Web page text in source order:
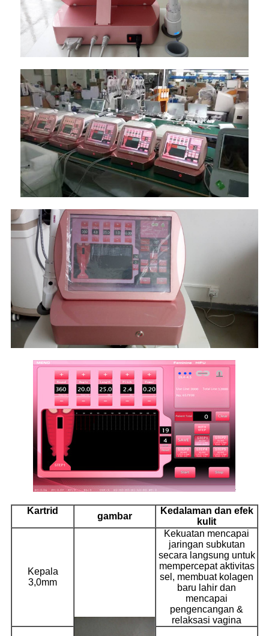
Kartrid
gambar
Kedalaman dan efek
kulit
Kepala
3,0mm
Kekuatan mencapai
jaringan subkutan
secara langsung untuk
mempercepat aktivitas
sel, membuat kolagen
baru lahir dan
mencapai
pengencangan &
relaksasi vagina